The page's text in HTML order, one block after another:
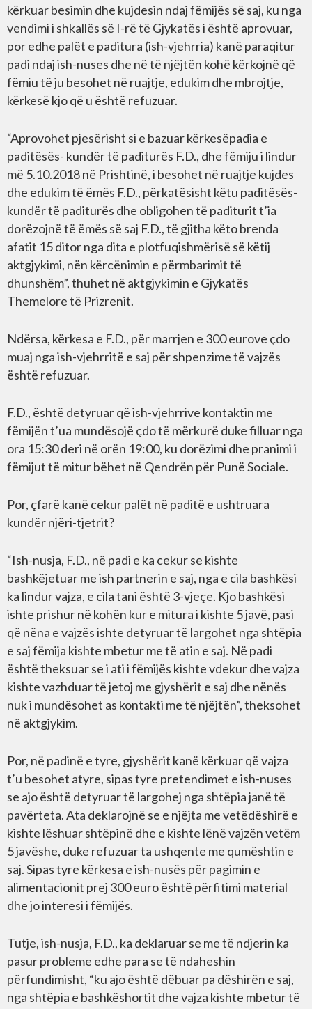
kërkuar besimin dhe kujdesin ndaj fëmijës së saj, ku nga
vendimi i shkallës së I-rë të Gjykatës i është aprovuar,
por edhe palët e paditura (ish-vjehrria) kanë paraqitur
padi ndaj ish-nuses dhe në të njëjtën kohë kërkojnë që
fëmiu të ju besohet në ruajtje, edukim dhe mbrojtje,
kërkesë kjo që u është refuzuar.
“Aprovohet pjesërisht si e bazuar kërkesëpadia e
paditësës- kundër të paditurës F.D., dhe fëmiju i lindur
më 5.10.2018 në Prishtinë, i besohet në ruajtje kujdes
dhe edukim të ëmës F.D., përkatësisht këtu paditësës-
kundër të paditurës dhe obligohen të paditurit t’ia
dorëzojnë të ëmës së saj F.D., të gjitha këto brenda
afatit 15 ditor nga dita e plotfuqishmërisë së këtij
aktgjykimi, nën kërcënimin e përmbarimit të
dhunshëm”, thuhet në aktgjykimin e Gjykatës
Themelore të Prizrenit.
Ndërsa, kërkesa e F.D., për marrjen e 300 eurove çdo
muaj nga ish-vjehrritë e saj për shpenzime të vajzës
është refuzuar.
F.D., është detyruar që ish-vjehrrive kontaktin me
fëmijën t’ua mundësojë çdo të mërkurë duke filluar nga
ora 15:30 deri në orën 19:00, ku dorëzimi dhe pranimi i
fëmijut të mitur bëhet në Qendrën për Punë Sociale.
Por, çfarë kanë cekur palët në paditë e ushtruara
kundër njëri-tjetrit?
“Ish-nusja, F.D., në padi e ka cekur se kishte
bashkëjetuar me ish partnerin e saj, nga e cila bashkësi
ka lindur vajza, e cila tani është 3-vjeçe. Kjo bashkësi
ishte prishur në kohën kur e mitura i kishte 5 javë, pasi
që nëna e vajzës ishte detyruar të largohet nga shtëpia
e saj fëmija kishte mbetur me të atin e saj. Në padi
është theksuar se i ati i fëmijës kishte vdekur dhe vajza
kishte vazhduar të jetoj me gjyshërit e saj dhe nënës
nuk i mundësohet as kontakti me të njëjtën”, theksohet
në aktgjykim.
Por, në padinë e tyre, gjyshërit kanë kërkuar që vajza
t’u besohet atyre, sipas tyre pretendimet e ish-nuses
se ajo është detyruar të largohej nga shtëpia janë të
pavërteta. Ata deklarojnë se e njëjta me vetëdëshirë e
kishte lëshuar shtëpinë dhe e kishte lënë vajzën vetëm
5 javëshe, duke refuzuar ta ushqente me qumështin e
saj. Sipas tyre kërkesa e ish-nusës për pagimin e
alimentacionit prej 300 euro është përfitimi material
dhe jo interesi i fëmijës.
Tutje, ish-nusja, F.D., ka deklaruar se me të ndjerin ka
pasur probleme edhe para se të ndaheshin
përfundimisht, “ku ajo është dëbuar pa dëshirën e saj,
nga shtëpia e bashkëshortit dhe vajza kishte mbetur të